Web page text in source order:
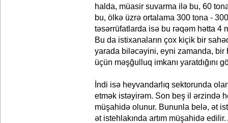
halda, müasir suvarma ilə bu, 60
bu, ölkə üzrə ortalama 300 tona -
təsərrüfatlarda isə bu rəqəm hətta 4
Bu da istixanaların çox kiçik bir
yarada biləcəyini, eyni zamanda, bir
üçün məşğulluq imkanı yaratdığını
İndi isə heyvandarlıq sektorunda
etmək istəyirəm. Son beş il ərzində
müşahidə olunur. Bununla belə, ət
ət istehlakında artım müşahidə